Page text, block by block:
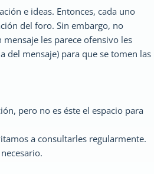
e ideas. Entonces, cada uno
del foro. Sin embargo, no
les parece ofensivo les
del mensaje) para que se tomen las
pero no es éste el espacio para
a consultarles regularmente.